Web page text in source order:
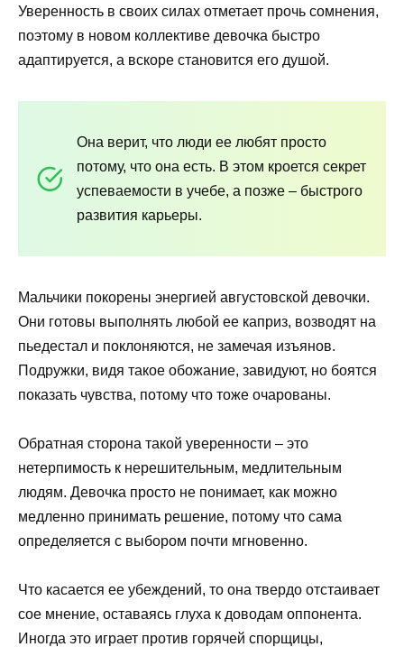
Уверенность в своих силах отметает прочь сомнения,
поэтому в новом коллективе девочка быстро
адаптируется, а вскоре становится его душой.
Она верит, что люди ее любят просто
потому, что она есть. В этом кроется секрет
успеваемости в учебе, а позже – быстрого
развития карьеры.
Мальчики покорены энергией августовской девочки.
Они готовы выполнять любой ее каприз, возводят на
пьедестал и поклоняются, не замечая изъянов.
Подружки, видя такое обожание, завидуют, но боятся
показать чувства, потому что тоже очарованы.
Обратная сторона такой уверенности – это
нетерпимость к нерешительным, медлительным
людям. Девочка просто не понимает, как можно
медленно принимать решение, потому что сама
определяется с выбором почти мгновенно.
Что касается ее убеждений, то она твердо отстаивает
сое мнение, оставаясь глуха к доводам оппонента.
Иногда это играет против горячей спорщицы,